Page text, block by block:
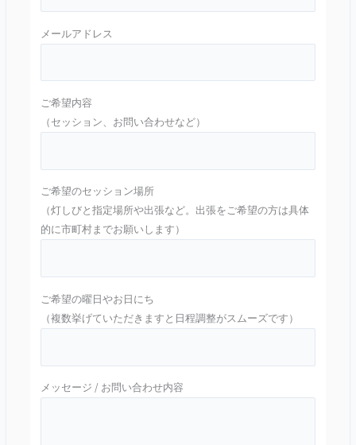
メールアドレス
ご希望内容
（セッション、お問い合わせなど）
ご希望のセッション場所
（灯しびと指定場所や出張など。出張をご希望の方は具体
的に市町村までお願いします）
ご希望の曜日やお日にち
（複数挙げていただきますと日程調整がスムーズです）
メッセージ / お問い合わせ内容